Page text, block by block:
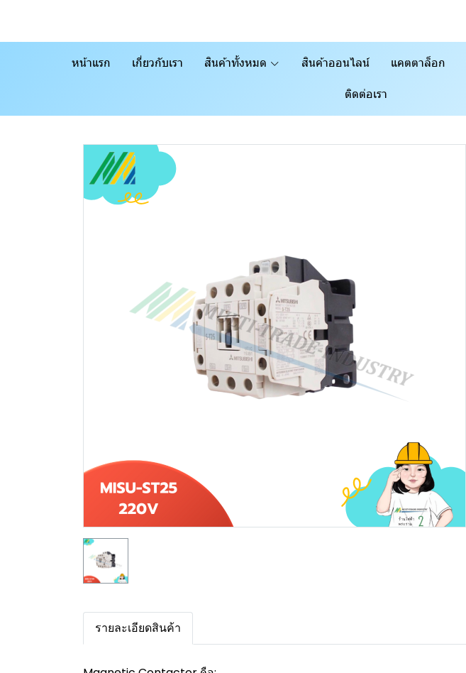
หน้าแรก เกี่ยวกับเรา สินค้าทั้งหมด สินค้าออนไลน์ แคตตาล็อก
ติดต่อเรา
รายละเอียดสินค้า